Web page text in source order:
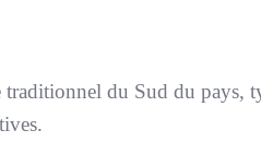
traditionnel du Sud du pays,